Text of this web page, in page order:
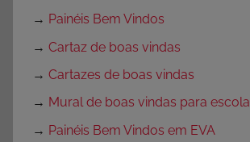
→ Painéis Bem Vindos
→ Cartaz de boas vindas
→ Cartazes de boas vindas
→ Mural de boas vindas para escola
→ Painéis Bem Vindos em EVA